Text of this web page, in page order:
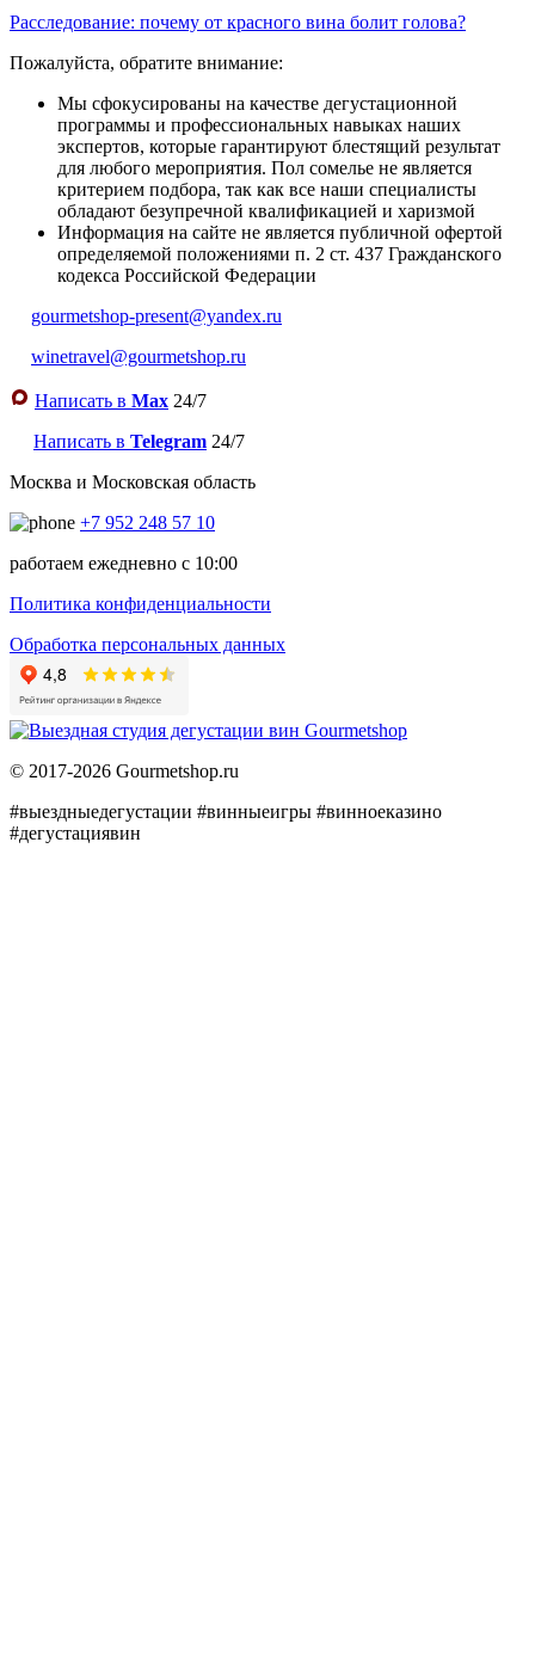
Расследование: почему от красного вина болит голова?
Пожалуйста, обратите внимание:
Мы сфокусированы на качестве дегустационной
программы и профессиональных навыках наших
экспертов, которые гарантируют блестящий результат
для любого мероприятия. Пол сомелье не является
критерием подбора, так как все наши специалисты
обладают безупречной квалификацией и харизмой
Информация на сайте не является публичной офертой
определяемой положениями п. 2 ст. 437 Гражданского
кодекса Российской Федерации
gourmetshop-present@yandex.ru
winetravel@gourmetshop.ru
Написать в Max 24/7
Написать в Telegram 24/7
Москва и Московская область
+7 952 248 57 10
работаем ежедневно с 10:00
Политика конфиденциальности
Обработка персональных данных
© 2017-2026 Gourmetshop.ru
#выездныедегустации #винныеигры #винноеказино
#дегустациявин